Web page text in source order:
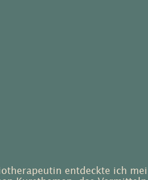
entdeckte ich